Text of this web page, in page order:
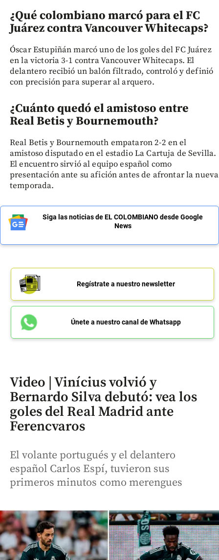
¿Qué colombiano marcó para el FC
Juárez contra Vancouver Whitecaps?
Óscar Estupiñán marcó uno de los goles del FC Juárez
en la victoria 3-1 contra Vancouver Whitecaps. El
delantero recibió un balón filtrado, controló y definió
con precisión para superar al arquero.
¿Cuánto quedó el amistoso entre
Real Betis y Bournemouth?
Real Betis y Bournemouth empataron 2-2 en el
amistoso disputado en el estadio La Cartuja de Sevilla.
El encuentro sirvió al equipo español como
presentación ante su afición antes de afrontar la nueva
temporada.
Siga las noticias de EL COLOMBIANO desde Google
News
Regístrate a nuestro newsletter
Únete a nuestro canal de Whatsapp
Video | Vinícius volvió y
Bernardo Silva debutó: vea los
goles del Real Madrid ante
Ferencvaros
El volante portugués y el delantero
español Carlos Espí, tuvieron sus
primeros minutos como merengues